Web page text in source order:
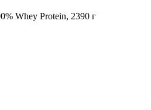
Whey Protein, 2390 г